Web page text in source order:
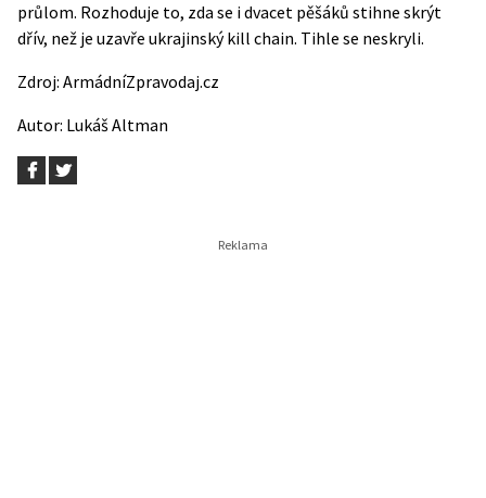
průlom. Rozhoduje to, zda se i dvacet pěšáků stihne skrýt
dřív, než je uzavře ukrajinský kill chain. Tihle se neskryli.
Zdroj: ArmádníZpravodaj.cz
Autor: Lukáš Altman